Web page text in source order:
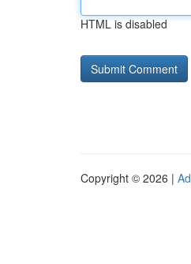
HTML is disabled
Copyright © 2026 |